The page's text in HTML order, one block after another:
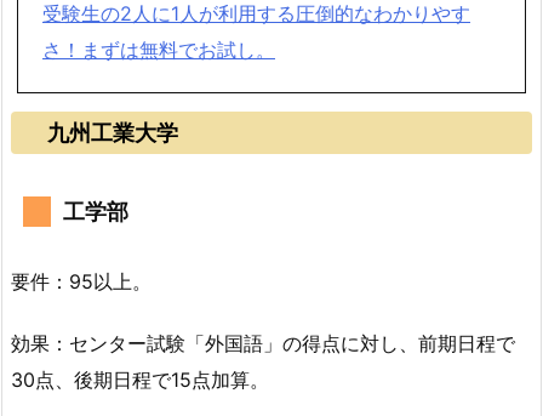
受験生の2人に1人が利用する圧倒的なわかりやす
さ！まずは無料でお試し。
九州工業大学
工学部
要件：95以上。
効果：センター試験「外国語」の得点に対し、前期日程で
30点、後期日程で15点加算。